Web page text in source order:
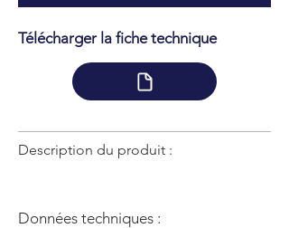
Télécharger la fiche technique
Description du produit :
Données techniques :